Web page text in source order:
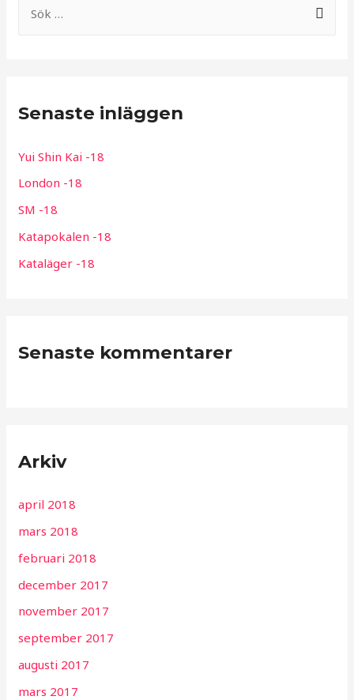
t
:
Senaste inläggen
Yui Shin Kai -18
London -18
SM -18
Katapokalen -18
Kataläger -18
Senaste kommentarer
Arkiv
april 2018
mars 2018
februari 2018
december 2017
november 2017
september 2017
augusti 2017
mars 2017